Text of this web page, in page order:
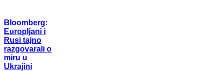
Bloomberg:
Europljani i
Rusi tajno
razgovarali o
miru u
Ukrajini